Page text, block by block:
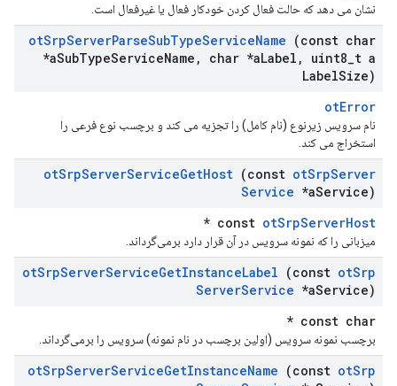
نشان می دهد که حالت فعال کردن خودکار فعال یا غیرفعال است.
otSrpServerParseSubTypeServiceName (const char
*aSubTypeServiceName , char *aLabel , uint8 t a
LabelSize)
otError
نام سرویس زیرنوع (نام کامل) را تجزیه می کند و برچسب نوع فرعی را
استخراج می کند.
otSrpServerServiceGetHost (const otSrpServer
Service *aService)
const otSrpServerHost
*
میزبانی را که نمونه سرویس در آن قرار دارد برمی‌گرداند.
otSrpServerServiceGetInstanceLabel (const otSrp
ServerService *aService)
const char *
برچسب نمونه سرویس (اولین برچسب در نام نمونه) سرویس را برمی‌گرداند.
otSrpServerServiceGetInstanceName (const otSrp